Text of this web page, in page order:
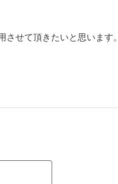
せて頂きたいと思います。